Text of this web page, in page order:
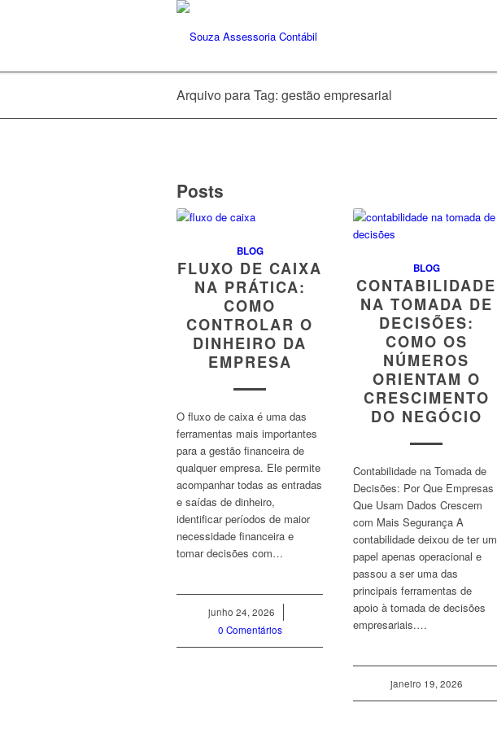
Arquivo para Tag: gestão empresarial
Posts
BLOG
FLUXO DE CAIXA
NA PRÁTICA:
COMO
CONTROLAR O
DINHEIRO DA
EMPRESA
O fluxo de caixa é uma das
ferramentas mais importantes
para a gestão financeira de
qualquer empresa. Ele permite
acompanhar todas as entradas
e saídas de dinheiro,
identificar períodos de maior
necessidade financeira e
tomar decisões com…
junho 24, 2026
/
0 Comentários
BLOG
CONTABILIDADE
NA TOMADA DE
DECISÕES:
COMO OS
NÚMEROS
ORIENTAM O
CRESCIMENTO
DO NEGÓCIO
Contabilidade na Tomada de
Decisões: Por Que Empresas
Que Usam Dados Crescem
com Mais Segurança A
contabilidade deixou de ter um
papel apenas operacional e
passou a ser uma das
principais ferramentas de
apoio à tomada de decisões
empresariais.…
janeiro 19, 2026